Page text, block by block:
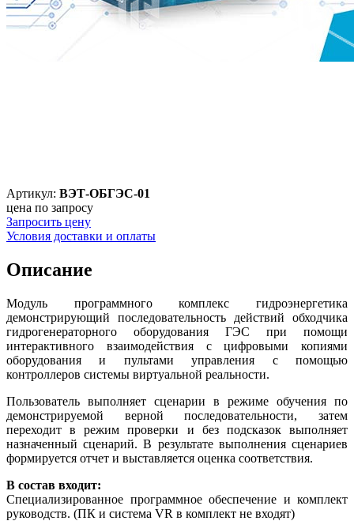
Артикул: ВЭТ-ОБГЭС-01
цена по запросу
Запросить цену
Условия доставки и оплаты
Описание
Модуль программного комплекс гидроэнергетика
демонстрирующий последовательность действий обходчика
гидрогенераторного оборудования ГЭС при помощи
интерактивного взаимодействия с цифровыми копиями
оборудования и пультами управления с помощью
контроллеров системы виртуальной реальности.
Пользователь выполняет сценарии в режиме обучения по
демонстрируемой верной последовательности, затем
переходит в режим проверки и без подсказок выполняет
назначенный сценарий. В результате выполнения сценариев
формируется отчет и выставляется оценка соответствия.
В состав входит:
Специализированное программное обеспечение и комплект
руководств. (ПК и система VR в комплект не входят)